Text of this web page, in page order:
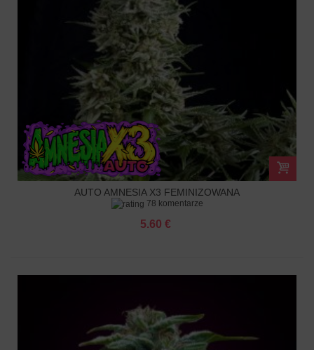
AUTO AMNESIA X3 FEMINIZOWANA
78 komentarze
5.60 €